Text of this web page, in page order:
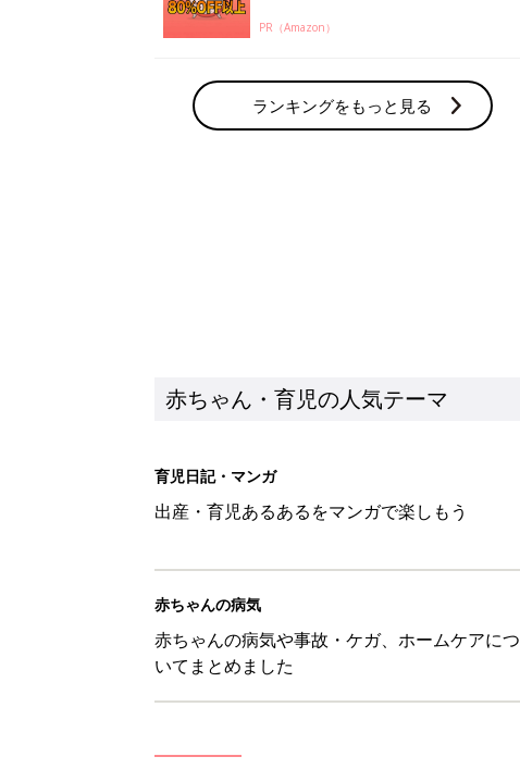
PR（Amazon）
ランキングをもっと見る
赤ちゃん・育児の人気テーマ
育児日記・マンガ
出産・育児あるあるをマンガで楽しもう
赤ちゃんの病気
赤ちゃんの病気や事故・ケガ、ホームケアにつ
いてまとめました